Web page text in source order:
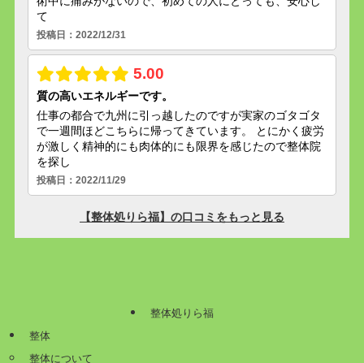
整体処りら福
整体
整体について